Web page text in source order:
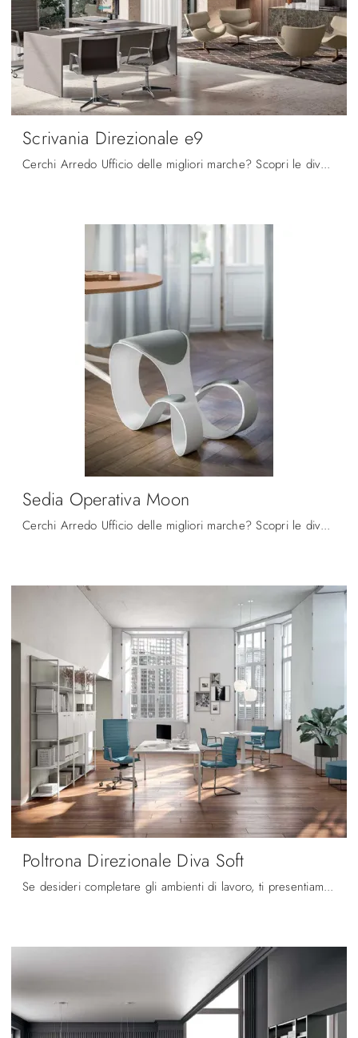
Scrivania Direzionale e9
Cerchi Arredo Ufficio delle migliori marche? Scopri le diverse proposte di scrivanie direzionali in legno, come il modello Scrivania Direzionale e9 ...
Sedia Operativa Moon
Cerchi Arredo Ufficio delle migliori marche? Scopri le diverse proposte di sedie operative in plastica, come il modello Sedia Operativa Moon di ...
Poltrona Direzionale Diva Soft
Se desideri completare gli ambienti di lavoro, ti presentiamo il modello Poltrona Direzionale Diva Soft di Quadrifoglio tra differenti soluzioni di ...